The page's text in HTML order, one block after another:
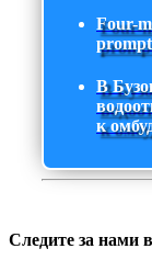
Four-
В
к
Следите за нами